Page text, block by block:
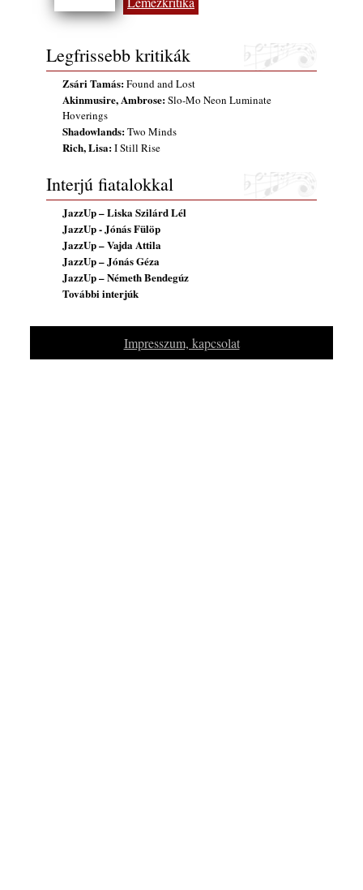
Magyar jazzmuzsikus szülők és zenész
gyermekeik – 42. rész: Vörös László +
2026. július 30.
The Next Generation — 11. rész: Horváth
Szabolcs
2026. július 25.
Eged Márton: Old Songs
2026. július 25.
Zsári Tamás: Found and Lost
2026. július 24.
FREE JAZZ ALBUMS 2026 - 134. rész
2026. július 16.
A free jazz kiemelkedő alakjai - 79. rész:
Marion Brown
2026. július 13.
Legfrissebb kritikák
Zsári Tamás:Found and Lost
Akinmusire, Ambrose:Slo-Mo Neon Luminate
Hoverings
Shadowlands:Two Minds
Rich, Lisa:I Still Rise
Interjú fiatalokkal
JazzUp – Liska Szilárd Lél
JazzUp - Jónás Fülöp
JazzUp – Vajda Attila
JazzUp – Jónás Géza
JazzUp – Németh Bendegúz
További interjúk
Impresszum, kapcsolat